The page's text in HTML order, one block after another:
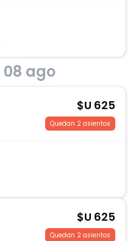
ago
$U 625
Quedan 2 asientos
$U 625
Quedan 2 asientos